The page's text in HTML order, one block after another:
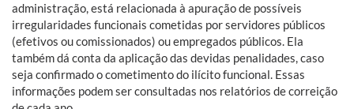
administração, está relacionada à apuração de possíveis
irregularidades funcionais cometidas por servidores públicos
(efetivos ou comissionados) ou empregados públicos. Ela
também dá conta da aplicação das devidas penalidades, caso
seja confirmado o cometimento do ilícito funcional. Essas
informações podem ser consultadas nos relatórios de correição